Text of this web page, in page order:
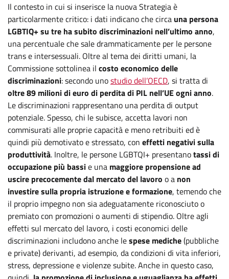
Il contesto in cui si inserisce la nuova Strategia è
particolarmente critico: i dati indicano che circa una persona
LGBTIQ+ su tre ha subito discriminazioni nell’ultimo anno,
una percentuale che sale drammaticamente per le persone
trans e intersessuali. Oltre al tema dei diritti umani, la
Commissione sottolinea il costo economico delle
discriminazioni: secondo unostudio dell’OECD, si tratta di
oltre 89 milioni di euro di perdita di PIL nell’UE ogni anno.
Le discriminazioni rappresentano una perdita di output
potenziale. Spesso, chi le subisce, accetta lavori non
commisurati alle proprie capacità e meno retribuiti ed è
quindi più demotivato e stressato, con effetti negativi sulla
produttività. Inoltre, le persone LGBTQI+ presentanotassi di
occupazione più bassie una maggiore propensione ad
uscire precocemente dal mercato del lavoro o a non
investire sulla propria istruzione e formazione, temendo che
il proprio impegno non sia adeguatamente riconosciuto o
premiato con promozioni o aumenti di stipendio. Oltre agli
effetti sul mercato del lavoro, i costi economici delle
discriminazioni includono anche lespese mediche(pubbliche
e private) derivanti, ad esempio, da condizioni di vita inferiori,
stress, depressione e violenze subite. Anche in questo caso,